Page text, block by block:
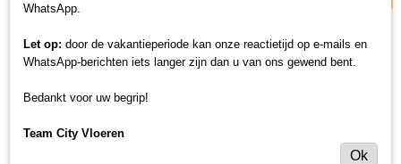
WhatsApp.
Let op: door de vakantieperiode kan onze reactietijd op e-mails en
WhatsApp-berichten iets langer zijn dan u van ons gewend bent.
Bedankt voor uw begrip!
Team City Vloeren
Ok